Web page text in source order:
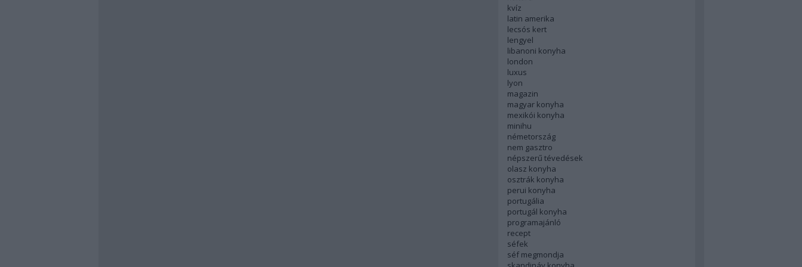
kvíz
latin amerika
lecsós kert
lengyel
libanoni konyha
london
luxus
lyon
magazin
magyar konyha
mexikói konyha
minihu
németország
nem gasztro
népszerű tévedések
olasz konyha
osztrák konyha
perui konyha
portugália
portugál konyha
programajánló
recept
séfek
séf megmondja